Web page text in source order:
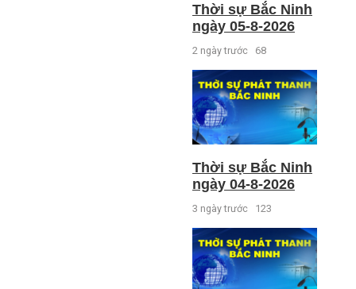
Thời sự Bắc Ninh
ngày 05-8-2026
2 ngày trước 68
Thời sự Bắc Ninh
ngày 04-8-2026
3 ngày trước 123